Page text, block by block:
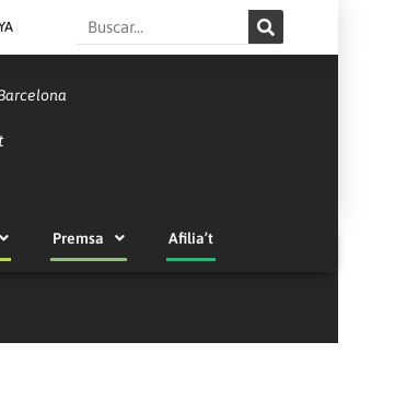
Search
Premsa Afilia’t